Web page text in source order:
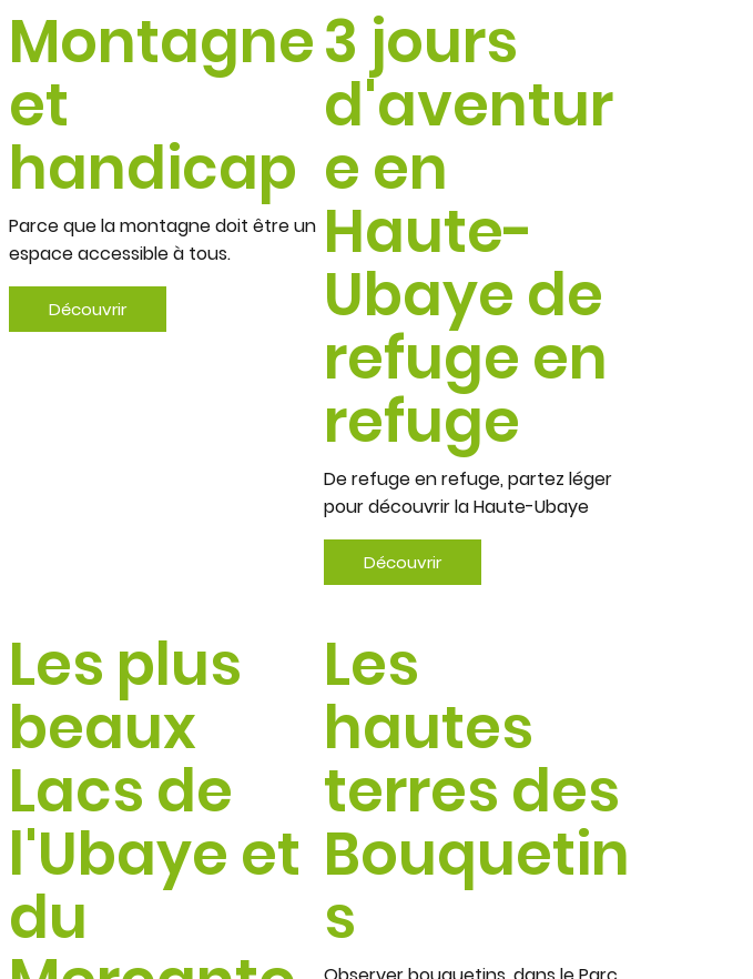
Montagne
et
handicap
Parce que la montagne doit être un
espace accessible à tous.
Découvrir
3 jours
d'aventur
e en
Haute-
Ubaye de
refuge en
refuge
De refuge en refuge, partez léger
pour découvrir la Haute-Ubaye
Découvrir
Les plus
beaux
Lacs de
l'Ubaye et
du
Les
hautes
terres des
Bouquetin
s